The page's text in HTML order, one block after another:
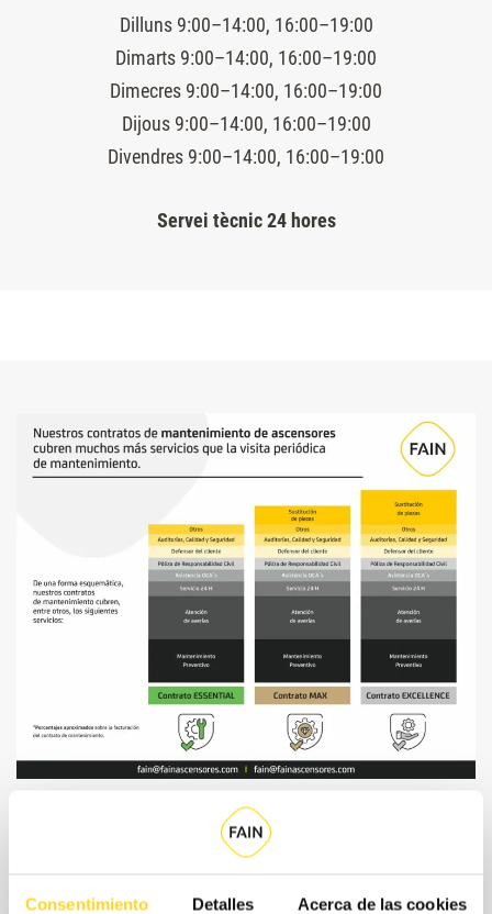
Consentimiento Detalles Acerca de las cookies
Dilluns 9:00–14:00, 16:00–19:00
Dimarts 9:00–14:00, 16:00–19:00
Dimecres 9:00–14:00, 16:00–19:00
Dijous 9:00–14:00, 16:00–19:00
Divendres 9:00–14:00, 16:00–19:00
Servei tècnic 24 hores
Quines són les modalitats de
contractació?